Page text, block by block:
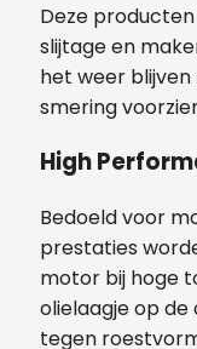
Deze
slijtage en
het weer
smering
High
Bedoeld voor
prestaties
motor bij hoge
olielaagje op
tegen